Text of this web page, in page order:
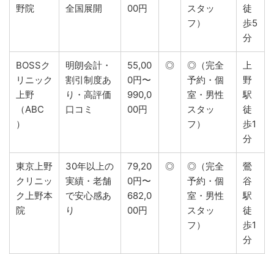
野院
全国展開
00円
スタッ
フ）
徒
歩5
分
BOSSク
リニック
上野
（ABC
）
明朗会計・
割引制度あ
り・高評価
口コミ
55,00
0円〜
990,0
00円
◎
◎（完全
予約・個
室・男性
スタッ
フ）
上
野
駅
徒
歩1
分
東京上野
クリニッ
ク上野本
院
30年以上の
実績・老舗
で安心感あ
り
79,20
0円〜
682,0
00円
◎
◎（完全
予約・個
室・男性
スタッ
フ）
鶯
谷
駅
徒
歩1
分